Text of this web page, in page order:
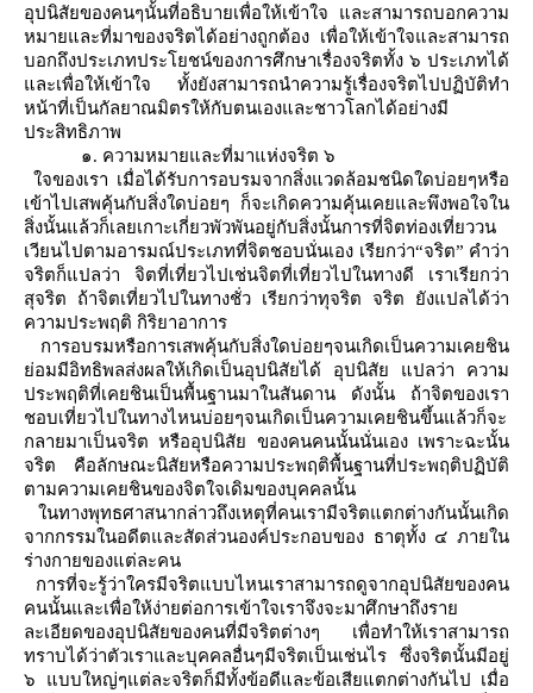
อุปนิสัยของคนๆนั้นที่อธิบายเพื่อให้เข้าใจ และสามารถบอกความ
หมายและที่มาของจริตได้อย่างถูกต้อง เพื่อให้เข้าใจและสามารถ
บอกถึงประเภทประโยชน์ของการศึกษาเรื่องจริตทั้ง ๖ ประเภทได้
ละเพื่อให้เข้าใจ ทั้งยังสามารถนำความรู้เรื่องจริตไปปฏิบัติทำ
หน้าที่เป็นกัลยาณมิตรให้กับตนเองและชาวโลกได้อย่างมี
ประสิทธิภาพ
๑. ความหมายและที่มาแห่งจริต ๖
จของเรา เมื่อได้รับการอบรมจากสิ่งแวดล้อมชนิดใดบ่อยๆหรือ
เข้าไปเสพคุ้นกับสิ่งใดบ่อยๆ ก็จะเกิดความคุ้นเคยและพึงพอใจใน
สิ่งนั้นแล้วก็เลยเกาะเกี่ยวพัวพันอยู่กับสิ่งนั้นการที่จิตท่องเที่ยววน
เวียนไปตามอารมณ์ประเภทที่จิตชอบนั่นเอง เรียกว่า“จริต” คำว่า
จริตก็แปลว่า จิตที่เที่ยวไปเช่นจิตที่เที่ยวไปในทางดี เราเรียกว่า
สุจริต ถ้าจิตเที่ยวไปในทางชั่ว เรียกว่าทุจริต จริต ยังแปลได้ว่า
ความประพฤติ กิริยาอาการ
การอบรมหรือการเสพคุ้นกับสิ่งใดบ่อยๆจนเกิดเป็นความเคยชิน
่อมมีอิทธิพลส่งผลให้เกิดเป็นอุปนิสัยได้ อุปนิสัย แปลว่า ความ
ประพฤติที่เคยชินเป็นพื้นฐานมาในสันดาน ดังนั้น ถ้าจิตของเรา
ชอบเที่ยวไปในทางไหนบ่อยๆจนเกิดเป็นความเคยชินขึ้นแล้วก็จะ
กลายมาเป็นจริต หรืออุปนิสัย ของคนคนนั้นนั่นเอง เพราะฉะนั้น
จริต คือลักษณะนิสัยหรือความประพฤติพื้นฐานที่ประพฤติปฏิบัติ
ตามความเคยชินของจิตใจเดิมของบุคคลนั้น
นทางพุทธศาสนากล่าวถึงเหตุที่คนเรามีจริตแตกต่างกันนั้นเกิด
จากกรรมในอดีตละสัดส่วนองค์ประกอบของ ธาตุทั้ง ๔ ภายใน
ร่างกายของแต่ละคน
การที่จะรู้ว่าใครมีจริตแบบไหนเราสามารถดูจากอุปนิสัยของคน
คนนั้นและเพื่อให้ง่ายต่อการเข้าใจเราจึงจะมาศึกษาถึงรา
ละเอียดของอุปนิสัยของคนที่มีจริตต่างๆ เพื่อทำให้เราสามารถ
ทราบได้ว่าตัวเราและบุคคลอื่นๆมีจริตเป็นเช่นไร ซึ่งจริตนั้นมีอยู่
๖ แบบใหญ่ๆแต่ละจริตก็มีทั้งข้อดีและข้อเสียแตกต่างกันไป เมื่อ